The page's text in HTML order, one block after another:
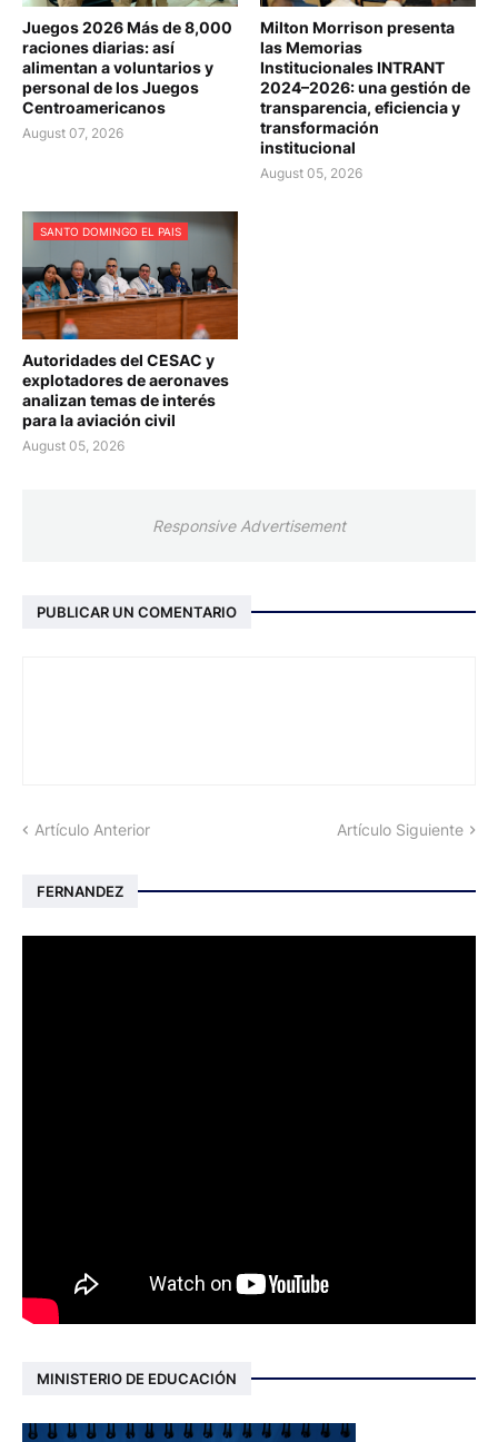
Juegos 2026 Más de 8,000
raciones diarias: así
alimentan a voluntarios y
personal de los Juegos
Centroamericanos
August 07, 2026
Milton Morrison presenta
las Memorias
Institucionales INTRANT
2024–2026: una gestión de
transparencia, eficiencia y
transformación
institucional
August 05, 2026
SANTO DOMINGO EL PAIS
Autoridades del CESAC y
explotadores de aeronaves
analizan temas de interés
para la aviación civil
August 05, 2026
Responsive Advertisement
PUBLICAR UN COMENTARIO
Artículo Anterior Artículo Siguiente
FERNANDEZ
MINISTERIO DE EDUCACIÓN